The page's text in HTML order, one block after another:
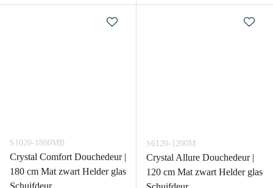
S1020-1800MB
Crystal Comfort Douchedeur |
180 cm Mat zwart Helder glas
Schuifdeur
S6120-1200M
Crystal Allure Douchedeur |
120 cm Mat zwart Helder glas